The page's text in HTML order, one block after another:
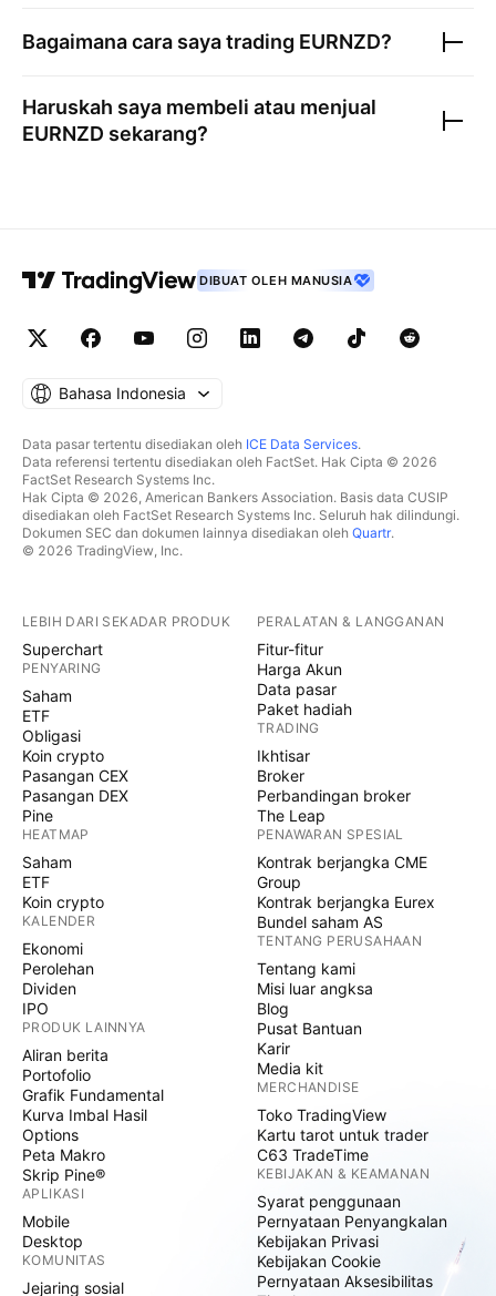
Bagaimana cara saya trading EURNZD?
Haruskah saya membeli atau menjual
EURNZD sekarang?
DIBUAT OLEH MANUSIA
Bahasa Indonesia
Data pasar tertentu disediakan oleh ICE Data Services.
Data referensi tertentu disediakan oleh FactSet. Hak Cipta © 2026
FactSet Research Systems Inc.
Hak Cipta © 2026, American Bankers Association. Basis data CUSIP
disediakan oleh FactSet Research Systems Inc. Seluruh hak dilindungi.
Dokumen SEC dan dokumen lainnya disediakan oleh Quartr.
© 2026 TradingView, Inc.
LEBIH DARI SEKADAR PRODUK
Superchart
PENYARING
Saham
ETF
Obligasi
Koin crypto
Pasangan CEX
Pasangan DEX
Pine
HEATMAP
Saham
ETF
Koin crypto
KALENDER
Ekonomi
Perolehan
Dividen
IPO
PRODUK LAINNYA
Aliran berita
Portofolio
Grafik Fundamental
Kurva Imbal Hasil
Options
Peta Makro
Skrip Pine®
APLIKASI
Mobile
Desktop
KOMUNITAS
Jejaring sosial
PERALATAN & LANGGANAN
Fitur-fitur
Harga Akun
Data pasar
Paket hadiah
TRADING
Ikhtisar
Broker
Perbandingan broker
The Leap
PENAWARAN SPESIAL
Kontrak berjangka CME
Group
Kontrak berjangka Eurex
Bundel saham AS
TENTANG PERUSAHAAN
Tentang kami
Misi luar angksa
Blog
Pusat Bantuan
Karir
Media kit
MERCHANDISE
Toko TradingView
Kartu tarot untuk trader
C63 TradeTime
KEBIJAKAN & KEAMANAN
Syarat penggunaan
Pernyataan Penyangkalan
Kebijakan Privasi
Kebijakan Cookie
Pernyataan Aksesibilitas